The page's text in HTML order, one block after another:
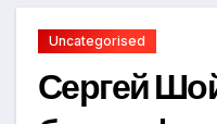
Uncategorised
Сергей